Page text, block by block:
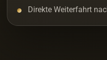
Direkte Weiterfahrt